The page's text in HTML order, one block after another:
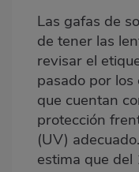
Las gafas de
de tener las
revisar el
pasado por los
que cuentan
protección
(UV)
estima que del